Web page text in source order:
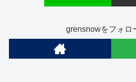
grensnowをフォロ